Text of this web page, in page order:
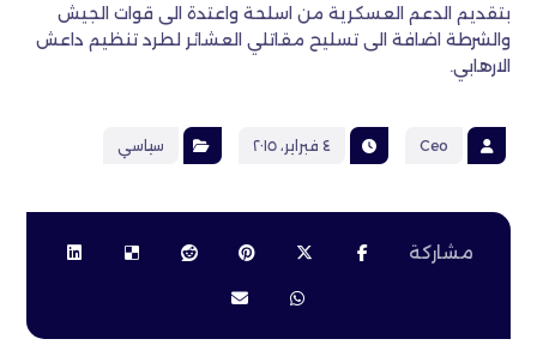
بتقديم الدعم العسكرية من اسلحة واعتدة الى قوات الجيش
والشرطة اضافة الى تسليح مقاتلي العشائر لطرد تنظيم داعش
الارهابي.
Ceo ٤ فبراير، ٢٠١٥ سياسي